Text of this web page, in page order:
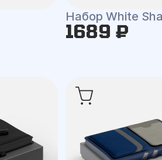
Набор White
1689 ₽